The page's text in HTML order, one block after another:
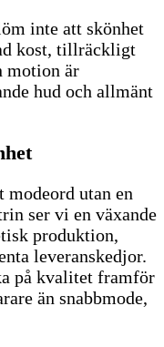
inte att skönhet
kost, tillräckligt
motion är
hud och allmänt
modeord utan en
ser vi en växande
produktion,
leveranskedjor.
på kvalitet framför
än snabbmode,